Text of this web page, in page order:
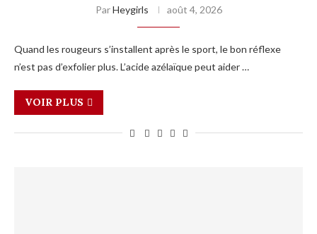
ParHeygirls août 4, 2026
Quand les rougeurs s’installent après le sport, le bon réflexe
n’est pas d’exfolier plus. L’acide azélaïque peut aider …
VOIR PLUS